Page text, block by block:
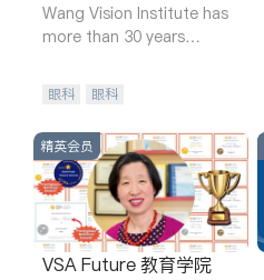
Wang Vision Institute has
more than 30 years
眼科 眼科
精英会员
VSA Future 教育学院